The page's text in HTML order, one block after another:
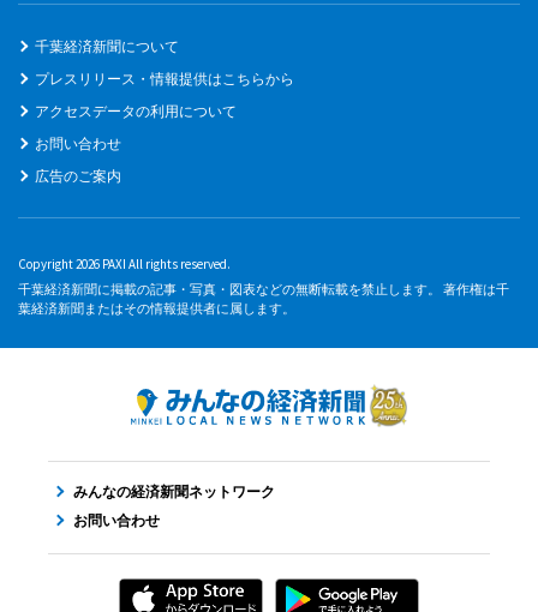
千葉経済新聞について
プレスリリース・情報提供はこちらから
アクセスデータの利用について
お問い合わせ
広告のご案内
Copyright 2026 PAXI All rights reserved.
千葉経済新聞に掲載の記事・写真・図表などの無断転載を禁止します。 著作権は千
葉経済新聞またはその情報提供者に属します。
みんなの経済新聞ネットワーク
お問い合わせ